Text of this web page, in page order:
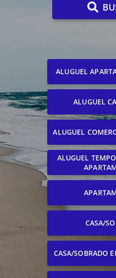
ALUGUEL
ALUGUEL
ALUGUEL
ALUGUEL
CASA/
CASA/SOBRADO